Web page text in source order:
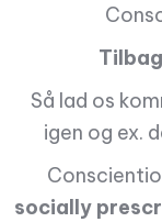
Så lad os
igen og ex.
socially